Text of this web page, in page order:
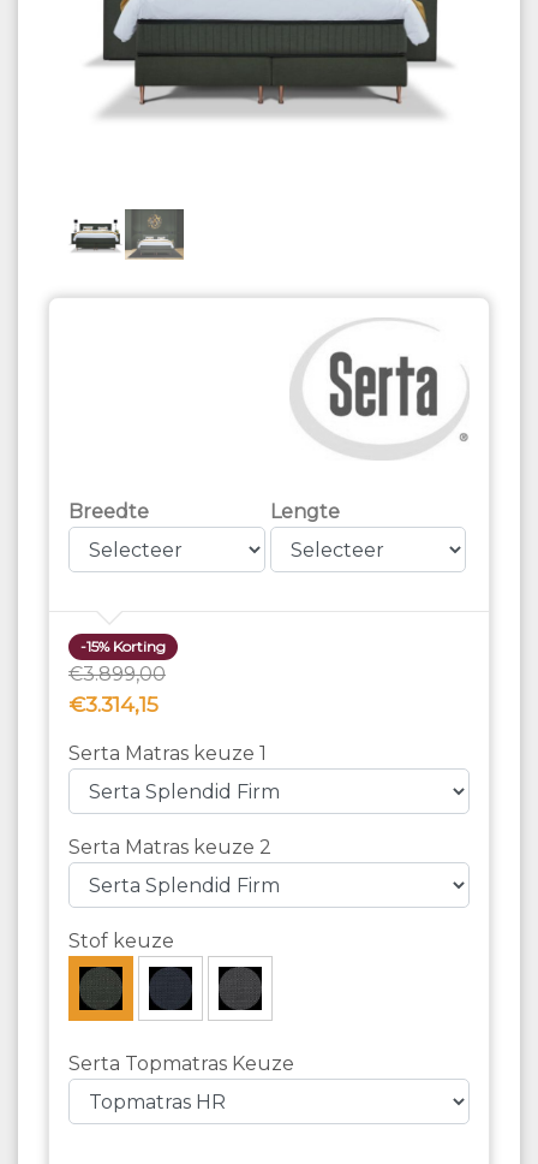
Breedte Lengte
-15% Korting
€3.899,00
€3.314,15
Serta Matras keuze 1
Serta Matras keuze 2
Stof keuze
Serta Topmatras Keuze